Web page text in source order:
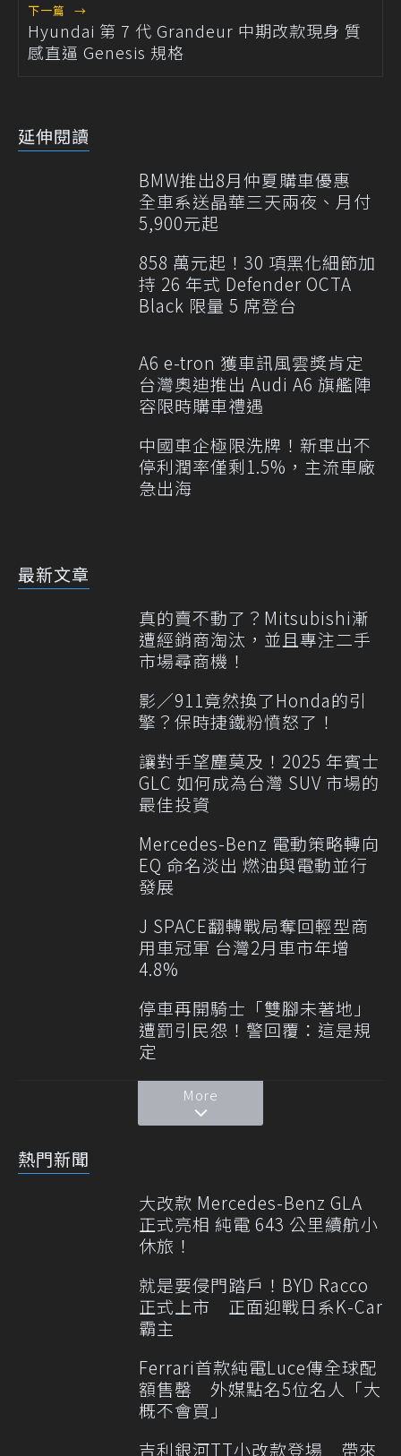
下一篇 →
Hyundai 第 7 代 Grandeur 中期改款現身 質
感直逼 Genesis 規格
延伸閱讀
BMW推出8月仲夏購車優惠
全車系送晶華三天兩夜、月付
5,900元起
858 萬元起！30 項黑化細節加
持 26 年式 Defender OCTA
Black 限量 5 席登台
A6 e-tron 獲車訊風雲獎肯定
台灣奧迪推出 Audi A6 旗艦陣
容限時購車禮遇
中國車企極限洗牌！新車出不
停利潤率僅剩1.5%，主流車廠
急出海
最新文章
真的賣不動了？Mitsubishi漸
遭經銷商淘汰，並且專注二手
市場尋商機！
影／911竟然換了Honda的引
擎？保時捷鐵粉憤怒了！
讓對手望塵莫及！2025 年賓士
GLC 如何成為台灣 SUV 市場的
最佳投資
Mercedes-Benz 電動策略轉向
EQ 命名淡出 燃油與電動並行
發展
J SPACE翻轉戰局奪回輕型商
用車冠軍 台灣2月車市年增
4.8%
停車再開騎士「雙腳未著地」
遭罰引民怨！警回覆：這是規
定
More
熱門新聞
大改款 Mercedes-Benz GLA
正式亮相 純電 643 公里續航小
休旅！
就是要侵門踏戶！BYD Racco
正式上市 正面迎戰日系K-Car
霸主
Ferrari首款純電Luce傳全球配
額售罄 外媒點名5位名人「大
概不會買」
吉利銀河TT小改款登場 帶來